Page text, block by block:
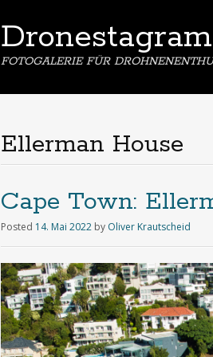
Dronestagram
FOTOGALERIE FÜR
Ellerman House
Cape Town:
Posted 14. Mai 2022 by Oliver Krautscheid